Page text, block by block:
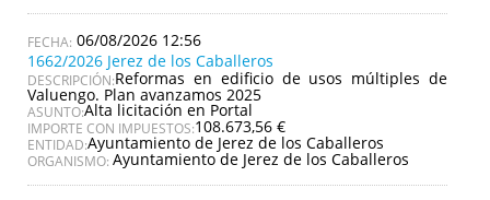
06/08/2026 12:56
1662/2026 Jerez de los Caballeros
DESCRIPCIÓN:Reformas en edificio de usos múltiples de
Valuengo. Plan avanzamos 2025
ASUNTO:Alta licitación en Portal
IMPORTE CON IMPUESTOS:108.673,56 €
ENTIDAD:Ayuntamiento de Jerez de los Caballeros
ORGANISMO: Ayuntamiento de Jerez de los Caballeros